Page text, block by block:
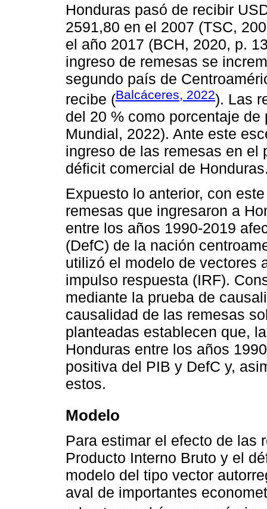
Honduras pasó de recibir
2591,80 en el 2007 (TSC,
el año 2017 (BCH, 2020, p.
ingreso de remesas se
segundo país de
recibe (Balcáceres, 2022). Las
del 20 % como porcentaje
Mundial, 2022). Ante este
ingreso de las remesas en el
déficit comercial de
Expuesto lo anterior, con
remesas que ingresaron a
entre los años 1990-2019
(DefC) de la nación
utilizó el modelo de vectores
impulso respuesta (IRF).
mediante la prueba de
causalidad de las remesas
planteadas establecen que,
Honduras entre los años
positiva del PIB y DefC y,
estos.
Modelo
Para estimar el efecto de las
Producto Interno Bruto y el
modelo del tipo vector
aval de importantes